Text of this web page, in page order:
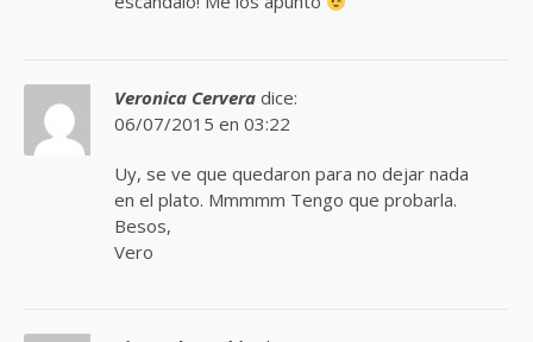
Veronica Cervera dice:
06/07/2015 en 03:22
Uy, se ve que quedaron para no dejar nada
en el plato. Mmmmm Tengo que probarla.
Besos,
Vero